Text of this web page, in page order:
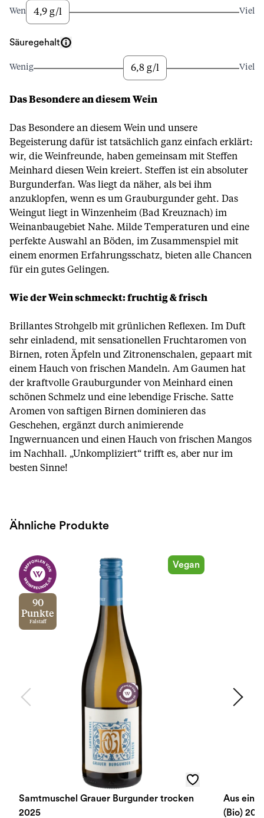
Wenig 4,9 g/l Viel
Säuregehalt
Wenig 6,8 g/l Viel
Das Besondere an diesem Wein
Das Besondere an diesem Wein und unsere
Begeisterung dafür ist tatsächlich ganz einfach erklärt:
wir, die Weinfreunde, haben gemeinsam mit Steffen
Meinhard diesen Wein kreiert. Steffen ist ein absoluter
Burgunderfan. Was liegt da näher, als bei ihm
anzuklopfen, wenn es um Grauburgunder geht. Das
Weingut liegt in Winzenheim (Bad Kreuznach) im
Weinanbaugebiet Nahe. Milde Temperaturen und eine
perfekte Auswahl an Böden, im Zusammenspiel mit
einem enormen Erfahrungsschatz, bieten alle Chancen
für ein gutes Gelingen.
Wie der Wein schmeckt: fruchtig & frisch
Brillantes Strohgelb mit grünlichen Reflexen. Im Duft
sehr einladend, mit sensationellen Fruchtaromen von
Birnen, roten Äpfeln und Zitronenschalen, gepaart mit
einem Hauch von frischen Mandeln. Am Gaumen hat
der kraftvolle Grauburgunder von Meinhard einen
schönen Schmelz und eine lebendige Frische. Satte
Aromen von saftigen Birnen dominieren das
Geschehen, ergänzt durch animierende
Ingwernuancen und einen Hauch von frischen Mangos
im Nachhall. „Unkompliziert“ trifft es, aber nur im
besten Sinne!
Ähnliche Produkte
90
Punkte
Falstaff
Vegan
Samtmuschel Grauer Burgunder trocken
2025
Aus
(Bio)